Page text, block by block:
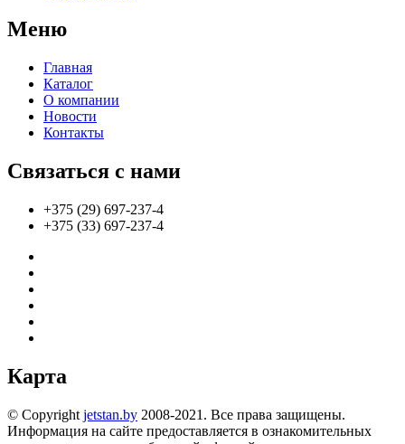
Меню
Главная
Каталог
О компании
Новости
Контакты
Связаться с нами
+375 (29) 697-237-4
+375 (33) 697-237-4
Карта
© Copyright jetstan.by 2008-2021. Все права защищены.
Информация на сайте предоставляется в ознакомительных